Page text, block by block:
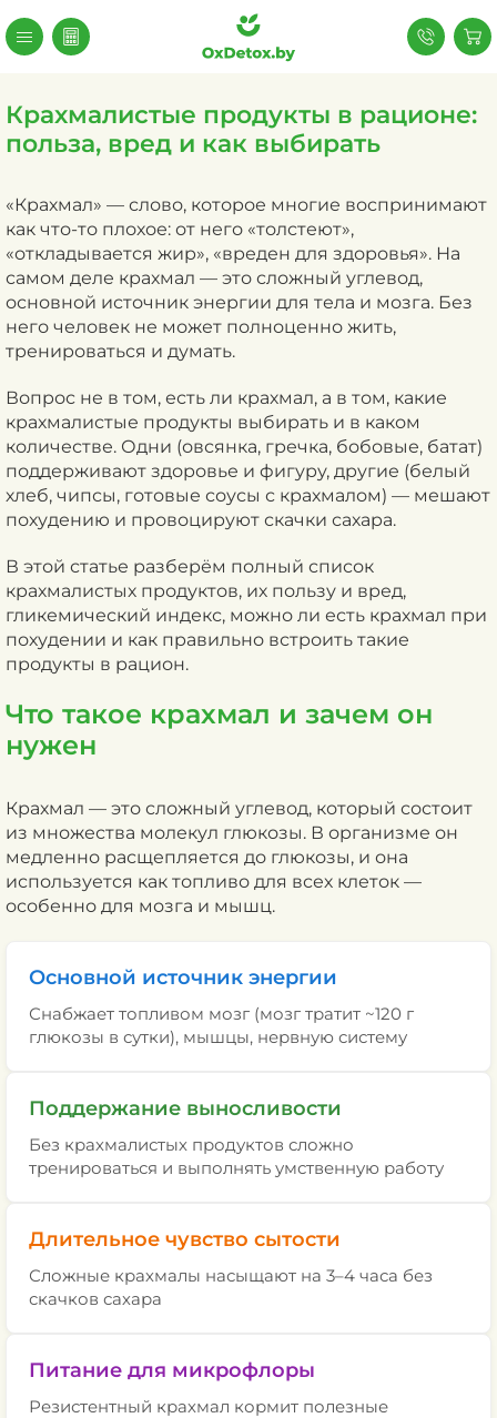
Крахмалистые продукты в рационе:
польза, вред и как выбирать
«Крахмал» — слово, которое многие воспринимают
как что-то плохое: от него «толстеют»,
«откладывается жир», «вреден для здоровья». На
самом деле крахмал — это сложный углевод,
основной источник энергии для тела и мозга. Без
него человек не может полноценно жить,
тренироваться и думать.
Вопрос не в том, есть ли крахмал, а в том, какие
крахмалистые продукты выбирать и в каком
количестве. Одни (овсянка, гречка, бобовые, батат)
поддерживают здоровье и фигуру, другие (белый
хлеб, чипсы, готовые соусы с крахмалом) — мешают
похудению и провоцируют скачки сахара.
В этой статье разберём полный список
крахмалистых продуктов, их пользу и вред,
гликемический индекс, можно ли есть крахмал при
похудении и как правильно встроить такие
продукты в рацион.
Что такое крахмал и зачем он
нужен
Крахмал — это сложный углевод, который состоит
из множества молекул глюкозы. В организме он
медленно расщепляется до глюкозы, и она
используется как топливо для всех клеток —
особенно для мозга и мышц.
Основной источник энергии
Снабжает топливом мозг (мозг тратит ~120 г
глюкозы в сутки), мышцы, нервную систему
Поддержание выносливости
Без крахмалистых продуктов сложно
тренироваться и выполнять умственную работу
Длительное чувство сытости
Сложные крахмалы насыщают на 3–4 часа без
скачков сахара
Питание для микрофлоры
Резистентный крахмал кормит полезные